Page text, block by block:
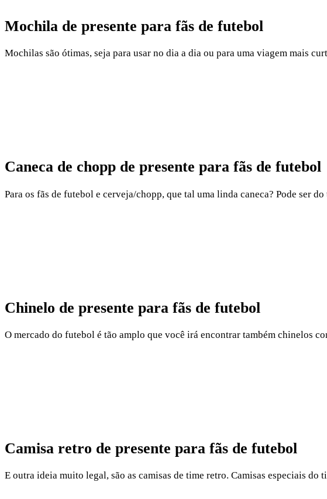
Mochila de presente para fãs de futebol
Mochilas são ótimas, seja para usar no dia a dia ou para uma viagem mais
Caneca de chopp de presente para fãs de futebol
Para os fãs de futebol e cerveja/chopp, que tal uma linda caneca? Pode ser
Chinelo de presente para fãs de futebol
O mercado do futebol é tão amplo que você irá encontrar também chinelos
Camisa retro de presente para fãs de futebol
E outra ideia muito legal, são as camisas de time retro. Camisas especiais